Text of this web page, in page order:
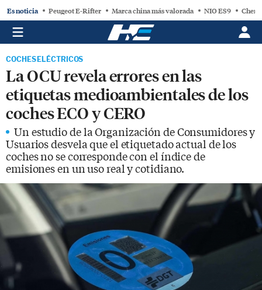
Es noticia Peugeot E-Rifter Marca china más valorada NIO ES9 Chery
COCHES ELÉCTRICOS
La OCU revela errores en las
etiquetas medioambientales de los
coches ECO y CERO
Un estudio de la Organización de Consumidores y
Usuarios desvela que el etiquetado actual de los
coches no se corresponde con el índice de
emisiones en un uso real y cotidiano.